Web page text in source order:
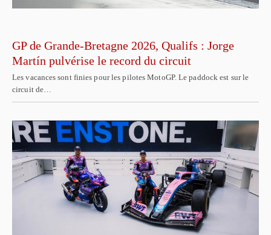
GP de Grande-Bretagne 2026, Qualifs : Jorge
Martín pulvérise le record du circuit
Les vacances sont finies pour les pilotes MotoGP. Le paddock est sur le
circuit de…